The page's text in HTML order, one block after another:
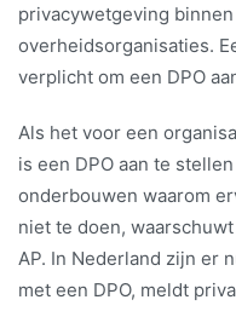
privacywetgeving
overheidsorganisaties.
verplicht om een DPO
Als het voor een
is een DPO aan te
onderbouwen waarom
niet te doen,
AP. In Nederland zijn er
met een DPO, meldt